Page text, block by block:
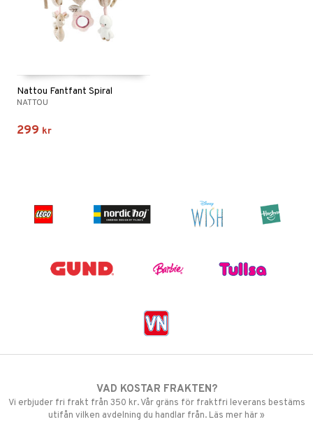
Nattou Fantfant Spiral
NATTOU
299 kr
VAD KOSTAR FRAKTEN?
Vi erbjuder fri frakt från 350 kr. Vår gräns för fraktfri leverans bestäms
utifån vilken avdelning du handlar från. Läs mer här »